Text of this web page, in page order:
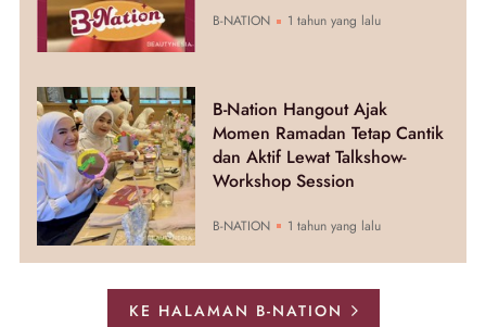
B-NATION 1 tahun yang lalu
B-Nation Hangout Ajak
Momen Ramadan Tetap Cantik
dan Aktif Lewat Talkshow-
Workshop Session
B-NATION 1 tahun yang lalu
KE HALAMAN B-NATION